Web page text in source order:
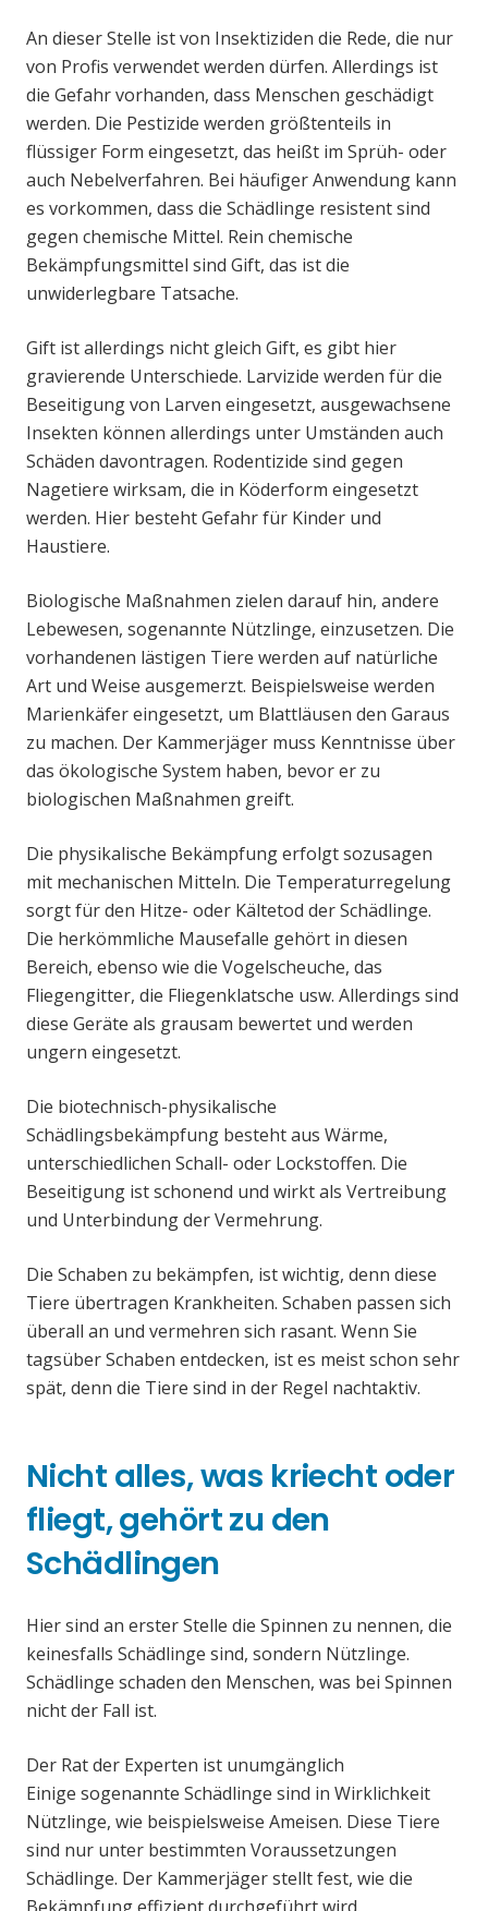
An dieser Stelle ist von Insektiziden die Rede, die nur
von Profis verwendet werden dürfen. Allerdings ist
die Gefahr vorhanden, dass Menschen geschädigt
werden. Die Pestizide werden größtenteils in
flüssiger Form eingesetzt, das heißt im Sprüh- oder
auch Nebelverfahren. Bei häufiger Anwendung kann
es vorkommen, dass die Schädlinge resistent sind
gegen chemische Mittel. Rein chemische
Bekämpfungsmittel sind Gift, das ist die
unwiderlegbare Tatsache.
Gift ist allerdings nicht gleich Gift, es gibt hier
gravierende Unterschiede. Larvizide werden für die
Beseitigung von Larven eingesetzt, ausgewachsene
Insekten können allerdings unter Umständen auch
Schäden davontragen. Rodentizide sind gegen
Nagetiere wirksam, die in Köderform eingesetzt
werden. Hier besteht Gefahr für Kinder und
Haustiere.
Biologische Maßnahmen zielen darauf hin, andere
Lebewesen, sogenannte Nützlinge, einzusetzen. Die
vorhandenen lästigen Tiere werden auf natürliche
Art und Weise ausgemerzt. Beispielsweise werden
Marienkäfer eingesetzt, um Blattläusen den Garaus
zu machen. Der Kammerjäger muss Kenntnisse über
das ökologische System haben, bevor er zu
biologischen Maßnahmen greift.
Die physikalische Bekämpfung erfolgt sozusagen
mit mechanischen Mitteln. Die Temperaturregelung
sorgt für den Hitze- oder Kältetod der Schädlinge.
Die herkömmliche Mausefalle gehört in diesen
Bereich, ebenso wie die Vogelscheuche, das
Fliegengitter, die Fliegenklatsche usw. Allerdings sind
diese Geräte als grausam bewertet und werden
ungern eingesetzt.
Die biotechnisch-physikalische
Schädlingsbekämpfung besteht aus Wärme,
unterschiedlichen Schall- oder Lockstoffen. Die
Beseitigung ist schonend und wirkt als Vertreibung
und Unterbindung der Vermehrung.
Die Schaben zu bekämpfen, ist wichtig, denn diese
Tiere übertragen Krankheiten. Schaben passen sich
überall an und vermehren sich rasant. Wenn Sie
tagsüber Schaben entdecken, ist es meist schon sehr
spät, denn die Tiere sind in der Regel nachtaktiv.
Nicht alles, was kriecht oder
fliegt, gehört zu den
Schädlingen
Hier sind an erster Stelle die Spinnen zu nennen, die
keinesfalls Schädlinge sind, sondern Nützlinge.
Schädlinge schaden den Menschen, was bei Spinnen
nicht der Fall ist.
Der Rat der Experten ist unumgänglich
Einige sogenannte Schädlinge sind in Wirklichkeit
Nützlinge, wie beispielsweise Ameisen. Diese Tiere
sind nur unter bestimmten Voraussetzungen
Schädlinge. Der Kammerjäger stellt fest, wie die